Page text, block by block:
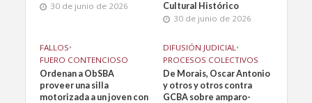
30 de junio de 2026
Cultural Histórico
30 de junio de 2026
FALLOS•
FUERO CONTENCIOSO
Ordenan a ObSBA
proveer una silla
motorizada a un joven con
DIFUSIÓN JUDICIAL•
PROCESOS COLECTIVOS
De Morais, Oscar Antonio
y otros y otros contra
GCBA sobre amparo-